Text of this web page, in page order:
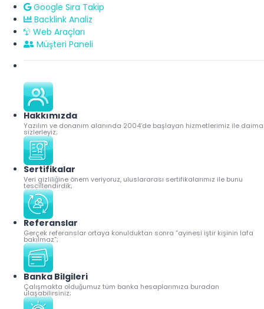
Google Sıra Takip
Backlink Analiz
Web Araçları
Müşteri Paneli
Hakkımızda
Yazılım ve donanım alanında 2004’de başlayan hizmetlerimiz ile daima
sizlerleyiz;
Sertifikalar
Veri gizliliğine önem veriyoruz, uluslararası sertifikalarımız ile bunu
tescillendirdik;
Referanslar
Gerçek referanslar ortaya konulduktan sonra “ayinesi iştir kişinin lafa
bakılmaz”;
Banka Bilgileri
Çalışmakta olduğumuz tüm banka hesaplarımıza buradan
ulaşabilirsiniz;